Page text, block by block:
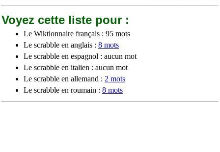
Voyez cette liste pour :
Le Wiktionnaire français : 95 mots
Le scrabble en anglais : 8 mots
Le scrabble en espagnol : aucun mot
Le scrabble en italien : aucun mot
Le scrabble en allemand : 2 mots
Le scrabble en roumain : 8 mots